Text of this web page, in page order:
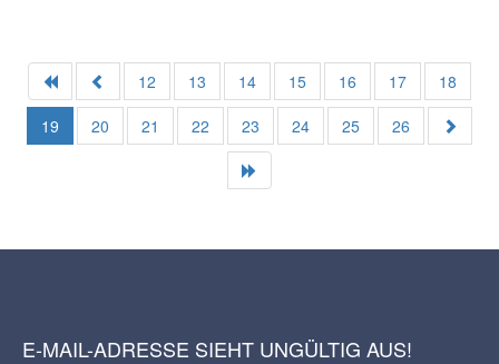
12 13 14 15 16 17
18
19
20 21 22 23 24 25 26
E-MAIL-ADRESSE SIEHT UNGÜLTIG AUS!